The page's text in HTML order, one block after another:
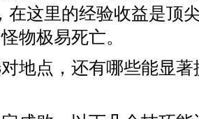
在这里的经验收益是顶
物极易死亡。
地点，还有哪些能显